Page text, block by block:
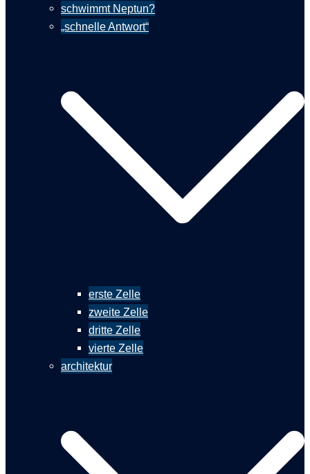
schwimmt Neptun?
„schnelle Antwort“
erste Zelle
zweite Zelle
dritte Zelle
vierte Zelle
architektur